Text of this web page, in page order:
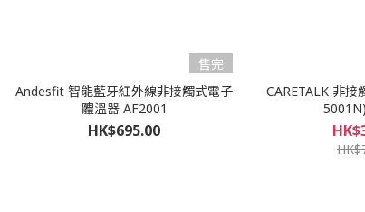
售完
Andesfit 智能藍牙紅外線非接觸式電子
體溫器 AF2001
HK$695.00
CARETALK 非接